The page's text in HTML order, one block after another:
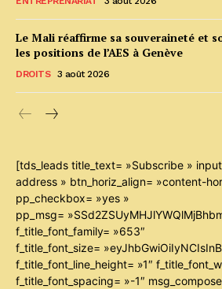
Le Mali réaffirme sa souveraineté et
les positions de l’AES à Genève
DROITS 3 août 2026
[tds_leads title_text= »Subscribe »
address » btn_horiz_align= »content-
pp_checkbox= »yes »
pp_msg=
f_title_font_family= »653″
f_title_font_size=
f_title_font_line_height= »1″
f_title_font_spacing= »-1″